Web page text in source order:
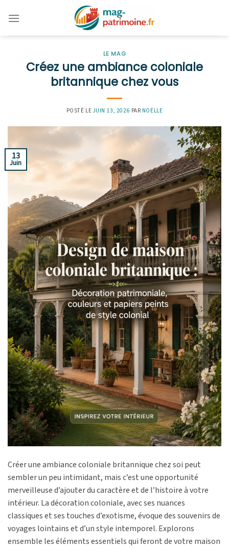
LE MAG
Créez une ambiance coloniale
britannique chez vous
POSTÉ LE JUIN 13, 2026 PAR NOËLLE
13
Juin
Créer une ambiance coloniale britannique chez soi peut
sembler un peu intimidant, mais c’est une opportunité
merveilleuse d’ajouter du caractère et de l’histoire à votre
intérieur. La décoration coloniale, avec ses nuances
classiques et ses touches d’exotisme, évoque des souvenirs de
voyages lointains et d’un style intemporel. Explorons
ensemble les éléments essentiels qui feront de votre maison